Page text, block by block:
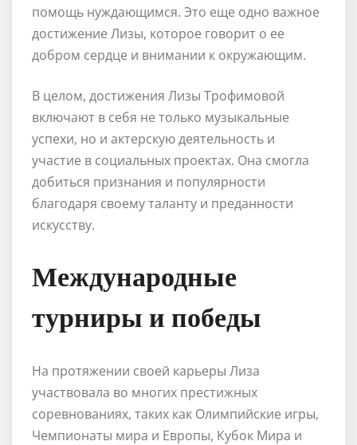
помощь нуждающимся. Это еще одно важное
достижение Лизы, которое говорит о ее
добром сердце и внимании к окружающим.
В целом, достижения Лизы Трофимовой
включают в себя не только музыкальные
успехи, но и актерскую деятельность и
участие в социальных проектах. Она смогла
добиться признания и популярности
благодаря своему таланту и преданности
искусству.
Международные
турниры и победы
На протяжении своей карьеры Лиза
участвовала во многих престижных
соревнованиях, таких как Олимпийские игры,
Чемпионаты мира и Европы, Кубок Мира и